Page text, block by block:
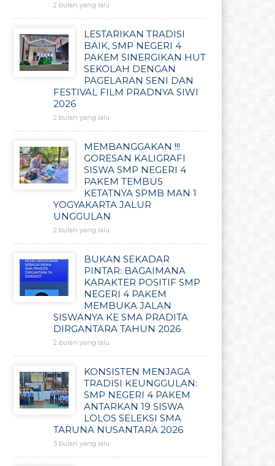
2 bulan yang lalu
LESTARIKAN TRADISI
BAIK, SMP NEGERI 4
PAKEM SINERGIKAN HUT
SEKOLAH DENGAN
PAGELARAN SENI DAN
FESTIVAL FILM PRADNYA SIWI
2026
2 bulan yang lalu
MEMBANGGAKAN !!!
GORESAN KALIGRAFI
SISWA SMP NEGERI 4
PAKEM TEMBUS
KETATNYA SPMB MAN 1
YOGYAKARTA JALUR
UNGGULAN
2 bulan yang lalu
BUKAN SEKADAR
PINTAR: BAGAIMANA
KARAKTER POSITIF SMP
NEGERI 4 PAKEM
MEMBUKA JALAN
SISWANYA KE SMA PRADITA
DIRGANTARA TAHUN 2026
2 bulan yang lalu
KONSISTEN MENJAGA
TRADISI KEUNGGULAN:
SMP NEGERI 4 PAKEM
ANTARKAN 19 SISWA
LOLOS SELEKSI SMA
TARUNA NUSANTARA 2026
3 bulan yang lalu